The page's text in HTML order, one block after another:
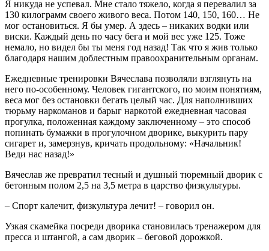
Я никуда не успевал. Мне стало тяжело, когда я перевалил за
130 килограмм своего живого веса. Потом 140, 150, 160… Не
мог остановиться. Я бы умер. А здесь – никаких водки или
виски. Каждый день по часу бега и мой вес уже 125. Тоже
немало, но видел бы ты меня год назад! Так что я жив только
благодаря нашим доблестным правоохранительным органам.
Ежедневные тренировки Вячеслава позволяли взглянуть на
него по-особенному. Человек гигантского, по моим понятиям,
веса мог без остановки бегать целый час. Для наполнивших
тюрьму наркоманов и барыг наркотой ежедневная часовая
прогулка, положенная каждому заключенному – это способ
попинать бумажки в прогулочном дворике, выкурить пару
сигарет и, замерзнув, кричать продольному: «Начальник!
Веди нас назад!»
Вячеслав же превратил тесный и душный тюремный дворик с
бетонным полом 2,5 на 3,5 метра в царство физкультуры.
– Спорт калечит, физкультура лечит! – говорил он.
Узкая скамейка посреди дворика становилась тренажером для
пресса и штангой, а сам дворик – беговой дорожкой.